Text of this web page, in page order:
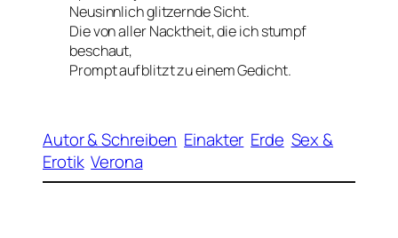
Neusinnlich glitzernde Sicht.
Die von aller Nacktheit, die ich stumpf
beschaut,
Prompt aufblitzt zu einem Gedicht.
Autor & Schreiben Einakter Erde Sex &
Erotik Verona